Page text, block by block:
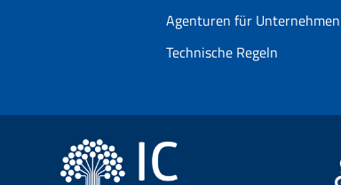
Agenturen für Unternehmen
Technische Regeln